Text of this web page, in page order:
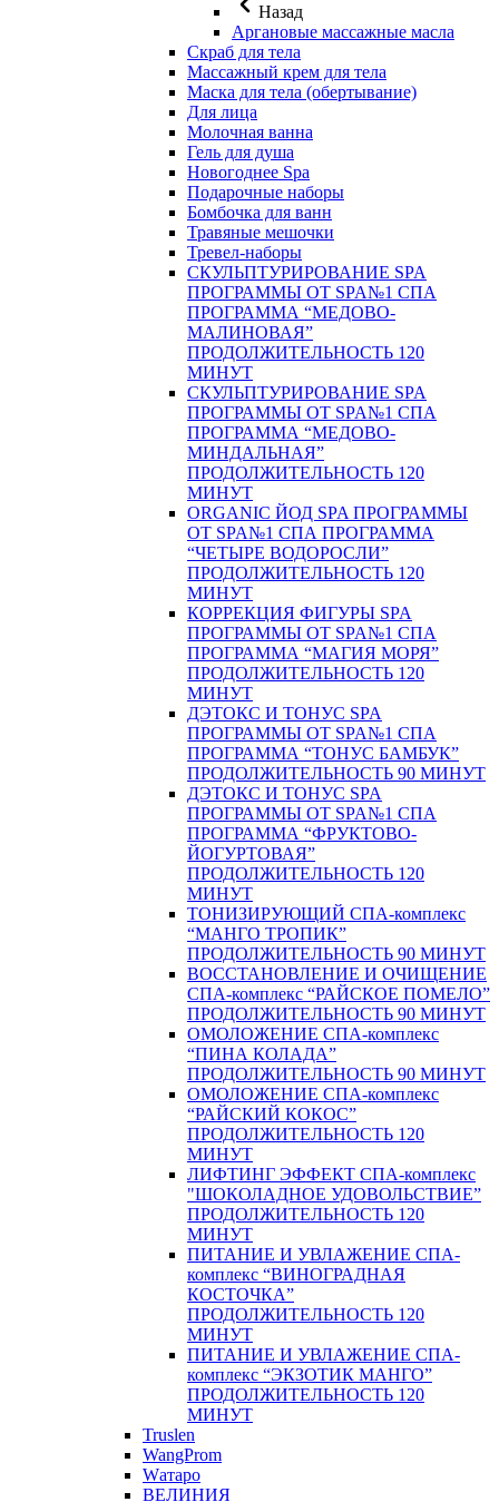
Назад
Аргановые массажные масла
Скраб для тела
Массажный крем для тела
Маска для тела (обертывание)
Для лица
Молочная ванна
Гель для душа
Новогоднее Spa
Подарочные наборы
Бомбочка для ванн
Травяные мешочки
Тревел-наборы
СКУЛЬПТУРИРОВАНИЕ SPA
ПРОГРАММЫ ОТ SPA№1 СПА
ПРОГРАММА “МЕДОВО-
МАЛИНОВАЯ”
ПРОДОЛЖИТЕЛЬНОСТЬ 120
МИНУТ
СКУЛЬПТУРИРОВАНИЕ SPA
ПРОГРАММЫ ОТ SPA№1 СПА
ПРОГРАММА “МЕДОВО-
МИНДАЛЬНАЯ”
ПРОДОЛЖИТЕЛЬНОСТЬ 120
МИНУТ
ORGANIC ЙОД SPA ПРОГРАММЫ
ОТ SPA№1 СПА ПРОГРАММА
“ЧЕТЫРЕ ВОДОРОСЛИ”
ПРОДОЛЖИТЕЛЬНОСТЬ 120
МИНУТ
КОРРЕКЦИЯ ФИГУРЫ SPA
ПРОГРАММЫ ОТ SPA№1 СПА
ПРОГРАММА “МАГИЯ МОРЯ”
ПРОДОЛЖИТЕЛЬНОСТЬ 120
МИНУТ
ДЭТОКС И ТОНУС SPA
ПРОГРАММЫ ОТ SPA№1 СПА
ПРОГРАММА “ТОНУС БАМБУК”
ПРОДОЛЖИТЕЛЬНОСТЬ 90 МИНУТ
ДЭТОКС И ТОНУС SPA
ПРОГРАММЫ ОТ SPA№1 СПА
ПРОГРАММА “ФРУКТОВО-
ЙОГУРТОВАЯ”
ПРОДОЛЖИТЕЛЬНОСТЬ 120
МИНУТ
ТОНИЗИРУЮЩИЙ СПА-комплекс
“МАНГО ТРОПИК”
ПРОДОЛЖИТЕЛЬНОСТЬ 90 МИНУТ
ВОССТАНОВЛЕНИЕ И ОЧИЩЕНИЕ
СПА-комплекс “РАЙСКОЕ ПОМЕЛО”
ПРОДОЛЖИТЕЛЬНОСТЬ 90 МИНУТ
ОМОЛОЖЕНИЕ СПА-комплекс
“ПИНА КОЛАДА”
ПРОДОЛЖИТЕЛЬНОСТЬ 90 МИНУТ
ОМОЛОЖЕНИЕ СПА-комплекс
“РАЙСКИЙ КОКОС”
ПРОДОЛЖИТЕЛЬНОСТЬ 120
МИНУТ
ЛИФТИНГ ЭФФЕКТ СПА-комплекс
"ШОКОЛАДНОЕ УДОВОЛЬСТВИЕ”
ПРОДОЛЖИТЕЛЬНОСТЬ 120
МИНУТ
ПИТАНИЕ И УВЛАЖЕНИЕ СПА-
комплекс “ВИНОГРАДНАЯ
КОСТОЧКА”
ПРОДОЛЖИТЕЛЬНОСТЬ 120
МИНУТ
ПИТАНИЕ И УВЛАЖЕНИЕ СПА-
комплекс “ЭКЗОТИК МАНГО”
ПРОДОЛЖИТЕЛЬНОСТЬ 120
МИНУТ
Truslen
WangProm
Wатаро
ВЕЛИНИЯ